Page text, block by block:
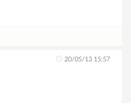
20/05/13 15:57